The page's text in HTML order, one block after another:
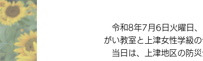
令和8年7月6日火曜日、
がい教室と上津女性学級
当日は、上津地区の防災